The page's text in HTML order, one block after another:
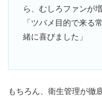
ら、むしろファンが増
「ツバメ目的で来る
緒に喜びました」
もちろん、衛生管理が徹